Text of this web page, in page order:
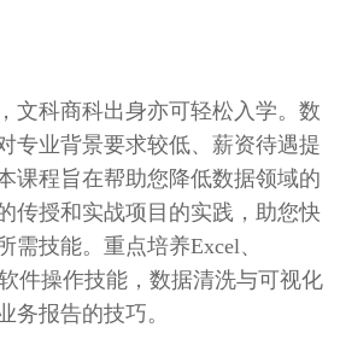
文科商科出身亦可轻松入学。数
专业背景要求较低、薪资待遇提
课程旨在帮助您降低数据领域的
传授和实战项目的实践，助您快
需技能。重点培养Excel、
件操作技能，数据清洗与可视化
务报告的技巧。